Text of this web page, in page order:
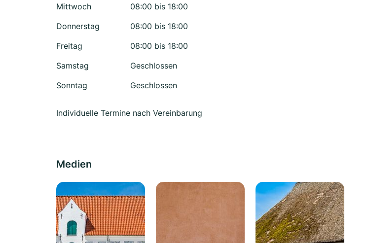
Mittwoch
08:00 bis 18:00
Donnerstag
08:00 bis 18:00
Freitag
08:00 bis 18:00
Samstag
Geschlossen
Sonntag
Geschlossen
Individuelle Termine nach Vereinbarung
Medien